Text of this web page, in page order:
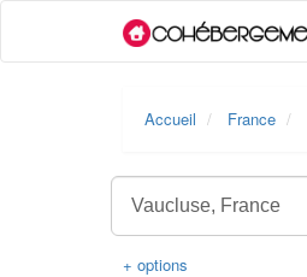
Accueil France
+ options